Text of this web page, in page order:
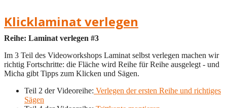
Klicklaminat verlegen
Reihe: Laminat verlegen #3
Im 3 Teil des Videoworkshops Laminat selbst verlegen machen wir
richtig Fortschritte: die Fläche wird Reihe für Reihe ausgelegt - und
Micha gibt Tipps zum Klicken und Sägen.
Teil 2 der Videoreihe: Verlegen der ersten Reihe und richtiges
Sägen